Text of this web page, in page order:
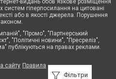
Фільтри
систем гіперпосилання на цитовані
або в якості джерела. Порушення
"Промо", "Партнерський
"Політичні новини", "Пресреліз",
публікуються на правах реклами.
сайту Правила